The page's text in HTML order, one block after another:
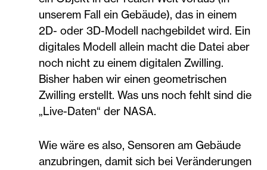
unserem Fall ein Gebäude), das in einem
2D- oder 3D-Modell nachgebildet wird. Ein
digitales Modell allein macht die Datei aber
noch nicht zu einem digitalen Zwilling.
Bisher haben wir einen geometrischen
Zwilling erstellt. Was uns noch fehlt sind die
„Live-Daten“ der NASA.
Wie wäre es also, Sensoren am Gebäude
anzubringen, damit sich bei Veränderungen